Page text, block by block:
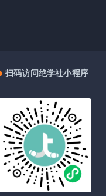
扫码访问绝学社小程序